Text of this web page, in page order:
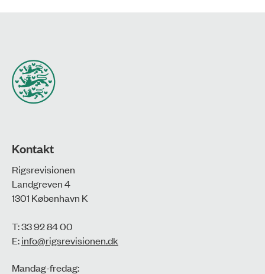
Kontakt
Rigsrevisionen
Landgreven 4
1301 København K
T: 33 92 84 00
E:info@rigsrevisionen.dk
Mandag-fredag: